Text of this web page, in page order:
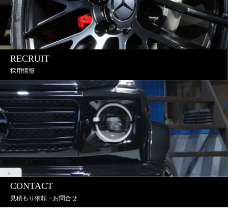
RECRUIT
採用情報
CONTACT
見積もり依頼・お問合せ